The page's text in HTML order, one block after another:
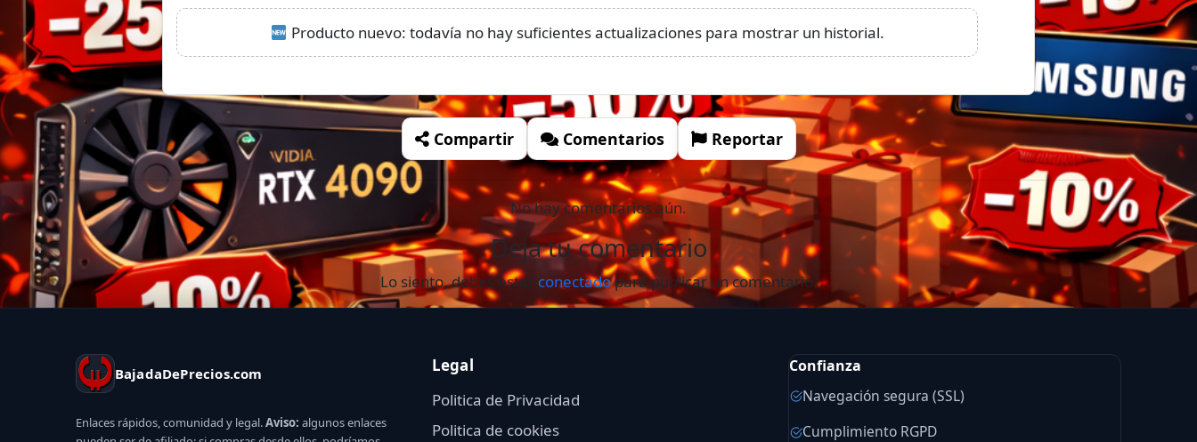
Producto nuevo: todavía no hay suficientes actualizaciones para mostrar un historial.
Compartir Comentarios Reportar
No hay comentarios aún.
Deja tu comentario
Lo siento, debes estar conectadopara publicar un comentario.
BajadaDePrecios.com
Enlaces rápidos, comunidad y legal.Aviso: algunos enlaces
Legal
Politica de Privacidad
Politica de cookies
Confianza
Navegación segura (SSL)
Cumplimiento RGPD